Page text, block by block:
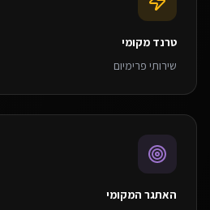
טרנד מקומי
שירותי פרימיום
האתגר המקומי